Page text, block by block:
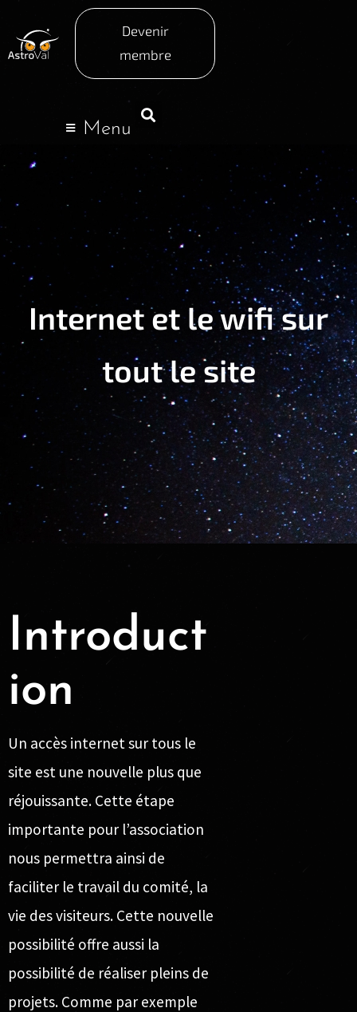
Devenir
membre
Menu
Internet et le wifi sur
tout le site
Introduct
ion
Un accès internet sur tous le
site est une nouvelle plus que
réjouissante. Cette étape
importante pour l’association
nous permettra ainsi de
faciliter le travail du comité, la
vie des visiteurs. Cette nouvelle
possibilité offre aussi la
possibilité de réaliser pleins de
projets. Comme par exemple